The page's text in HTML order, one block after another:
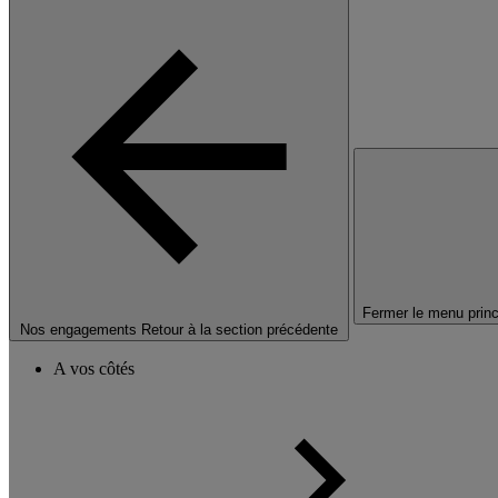
Nos engagements Retour à la section précédente
Fermer le menu
A vos côtés